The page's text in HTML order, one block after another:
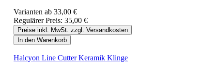
Varianten ab 33,00 €
Regulärer Preis: 35,00 €
Preise inkl. MwSt. zzgl. Versandkosten
In den Warenkorb
Halcyon Line Cutter Keramik Klinge